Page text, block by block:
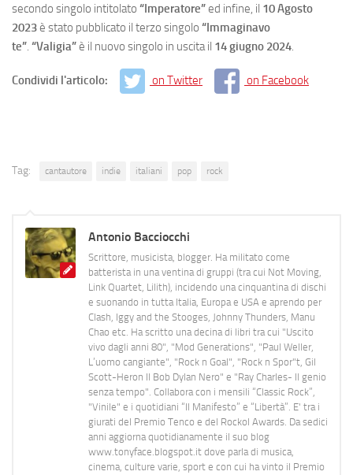
secondo singolo intitolato “Imperatore”ed infine, il 10 Agosto
2023è stato pubblicato il terzo singolo “Immaginavo
te”. “Valigia”è il nuovo singolo in uscita il 14 giugno 2024.
Condividi l'articolo: on Twitter on Facebook
Tag: cantautore indie italiani pop rock
Antonio Bacciocchi
Scrittore, musicista, blogger. Ha militato come
batterista in una ventina di gruppi (tra cui Not Moving,
Link Quartet, Lilith), incidendo una cinquantina di dischi
e suonando in tutta Italia, Europa e USA e aprendo per
Clash, Iggy and the Stooges, Johnny Thunders, Manu
Chao etc. Ha scritto una decina di libri tra cui "Uscito
vivo dagli anni 80", "Mod Generations", "Paul Weller,
L’uomo cangiante", "Rock n Goal", "Rock n Spor"t, Gil
Scott-Heron Il Bob Dylan Nero" e "Ray Charles- Il genio
senza tempo". Collabora con i mensili “Classic Rock”,
"Vinile" e i quotidiani “Il Manifesto” e “Libertà”. E' tra i
giurati del Premio Tenco e del Rockol Awards. Da sedici
anni aggiorna quotidianamente il suo blog
www.tonyface.blogspot.it dove parla di musica,
cinema, culture varie, sport e con cui ha vinto il Premio